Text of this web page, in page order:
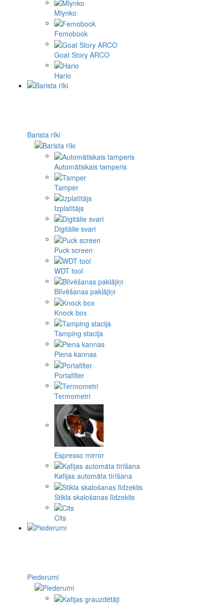
Mlynko
Femobook
Goat Story ARCO
Hario
Barista rīki
Automātiskais tamperis
Tamper
Izplatītājs
Digitālie svari
Puck screen
WDT tool
Blīvēšanas paklājiņi
Knock box
Tamping stacija
Piena kannas
Portafilter
Termometri
Espresso mirror
Kafijas automāta tīrīšana
Stikla skalošanas līdzeklis
Cits
Piederumi